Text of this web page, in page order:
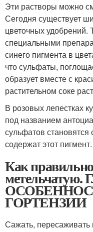
Эти растворы можно
Сегодня существует
цветочных удобрений.
специальными
синего пигмента в
что сульфаты,
образует вместе с
растительном соке
В розовых лепестках
под названием
сульфатов
содержат этот пигмент.
Как
ГОРТЕНЗИИ
Сажать, пересаживать